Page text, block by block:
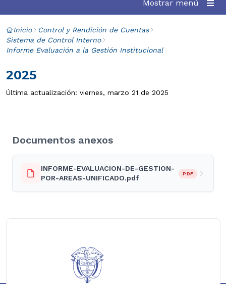
Mostrar menú
Inicio
Control y Rendición de Cuentas
Sistema de Control Interno
Informe Evaluación a la Gestión Institucional
2025
Última actualización: viernes, marzo 21 de 2025
Documentos anexos
INFORME-EVALUACION-DE-GESTION-
POR-AREAS-UNIFICADO.pdf
PDF